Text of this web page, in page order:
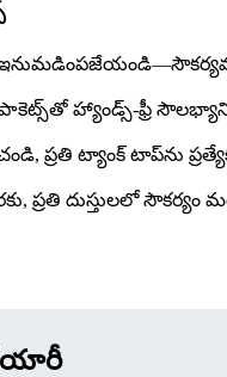
పాకెట్స్‌తో హ్యాండ్స్-ఫ్రీ
ప్రతి ట్యాంక్ టాప్‌ను
ప్రతి దుస్తులలో సౌకర్యం